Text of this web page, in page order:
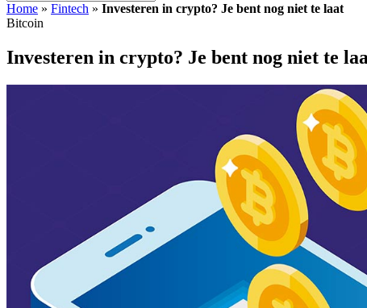
Home » Fintech » Investeren in crypto? Je bent nog niet te laat
Bitcoin
Investeren in crypto? Je bent nog niet te